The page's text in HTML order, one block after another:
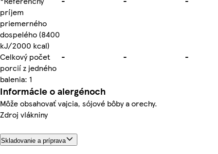
príjem
priemerného
dospelého (8400
kJ/2000 kcal)
Celkový počet
porcií z jedného
balenia: 1
- - -
Informácie o alergénoch
Môže obsahovať vajcia, sójové bôby a orechy.
Zdroj vlákniny
Skladovanie a príprava